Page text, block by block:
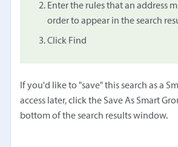
Enter the rules that an address
order to appear in the search
Click Find
If you'd like to "save" this search as a
access later, click the Save As Smart
bottom of the search results window.